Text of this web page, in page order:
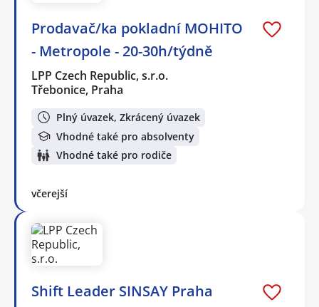
Prodavač/ka pokladní MOHITO
- Metropole - 20-30h/týdně
LPP Czech Republic, s.r.o.
Třebonice, Praha
Plný úvazek, Zkrácený úvazek
Vhodné také pro absolventy
Vhodné také pro rodiče
včerejší
Shift Leader SINSAY Praha